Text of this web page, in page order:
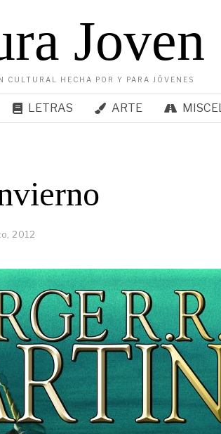
Joven
CULTURAL HECHA POR Y PARA JÓVENES
LETRAS ARTE
2012